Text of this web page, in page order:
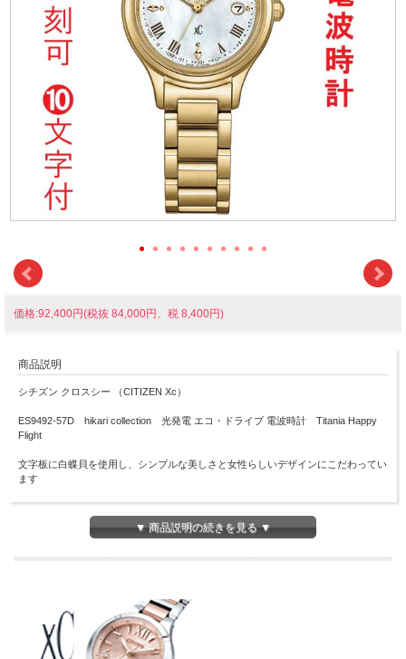
価格:92,400円(税抜 84,000円、税 8,400円)
商品説明
シチズン クロスシー （CITIZEN Xc）
ES9492-57D hikari collection 光発電 エコ・ドライブ 電波時計 Titania Happy
Flight
文字板に白蝶貝を使用し、シンプルな美しさと女性らしいデザインにこだわってい
ます
トアンバーイエローを纏ったモデルは、艶やかな白蝶貝の文字板に、視認性のよい
ブラウンのインデックスを組み合わせたクラシカルな仕上がりです
■電波機能：日本全国、北米、ドイツ、中国対応
■プッシュ式三つ折中留め
■光発電
■月差±15秒（非受信時）
▼ 商品説明の続きを見る ▼